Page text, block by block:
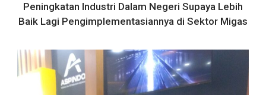
Peningkatan Industri Dalam Negeri Supaya Lebih
Baik Lagi Pengimplementasiannya di Sektor Migas